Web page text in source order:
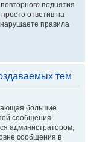
поднятия
ответив на
правила
тем
большие
сообщения.
администратором,
сообщения в